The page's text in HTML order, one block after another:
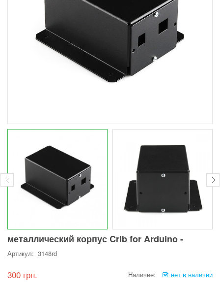
металлический корпус Crib for Arduino -
Артикул: 3148rd
300 грн. Наличие: нет в наличии